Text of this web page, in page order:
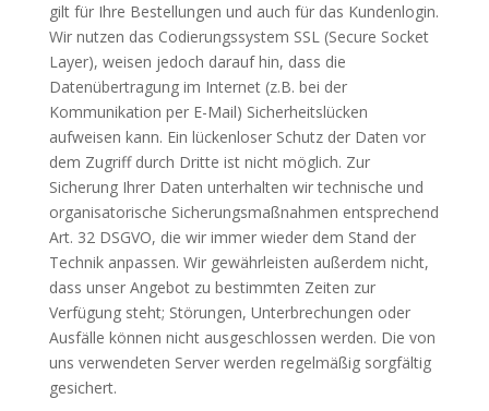
gilt für Ihre Bestellungen und auch für das Kundenlogin.
Wir nutzen das Codierungssystem SSL (Secure Socket
Layer), weisen jedoch darauf hin, dass die
Datenübertragung im Internet (z.B. bei der
Kommunikation per E-Mail) Sicherheitslücken
aufweisen kann. Ein lückenloser Schutz der Daten vor
dem Zugriff durch Dritte ist nicht möglich. Zur
Sicherung Ihrer Daten unterhalten wir technische und
organisatorische Sicherungsmaßnahmen entsprechend
Art. 32 DSGVO, die wir immer wieder dem Stand der
Technik anpassen. Wir gewährleisten außerdem nicht,
dass unser Angebot zu bestimmten Zeiten zur
Verfügung steht; Störungen, Unterbrechungen oder
Ausfälle können nicht ausgeschlossen werden. Die von
uns verwendeten Server werden regelmäßig sorgfältig
gesichert.